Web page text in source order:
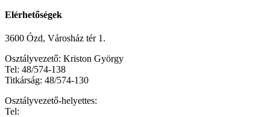
Elérhetőségek
3600 Ózd, Városház tér 1.
Osztályvezető: Kriston György
Tel: 48/574-138
Titkárság: 48/574-130
Osztályvezető-helyettes:
Tel: